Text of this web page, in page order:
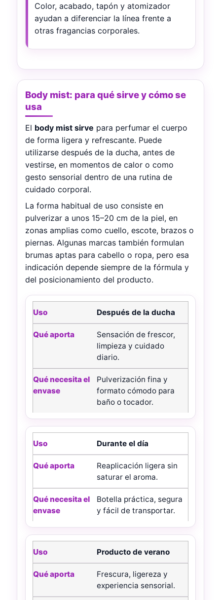
Color, acabado, tapón y atomizador
ayudan a diferenciar la línea frente a
otras fragancias corporales.
Body mist: para qué sirve y cómo se
usa
El body mist sirve para perfumar el cuerpo
de forma ligera y refrescante. Puede
utilizarse después de la ducha, antes de
vestirse, en momentos de calor o como
gesto sensorial dentro de una rutina de
cuidado corporal.
La forma habitual de uso consiste en
pulverizar a unos 15–20 cm de la piel, en
zonas amplias como cuello, escote, brazos o
piernas. Algunas marcas también formulan
brumas aptas para cabello o ropa, pero esa
indicación depende siempre de la fórmula y
del posicionamiento del producto.
Usos habituales de un body mist o bruma corporal
Qué necesita el envase
Después de la ducha
Sensación de frescor,
limpieza y cuidado
diario.
Pulverización fina y
formato cómodo para
baño o tocador.
Durante el día
Reaplicación ligera sin
saturar el aroma.
Botella práctica, segura
y fácil de transportar.
Producto de verano
Frescura, ligereza y
experiencia sensorial.